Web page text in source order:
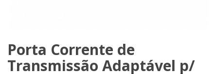
Porta Corrente de
Transmissão Adaptável p/